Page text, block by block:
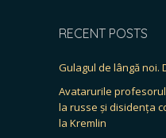
RECENT POSTS
Gulagul de lângă noi.
Avatarurile
la russe și disidența
la Kremlin